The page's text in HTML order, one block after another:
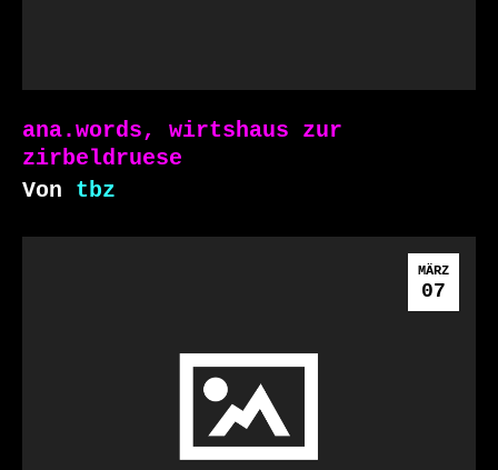
ana.words, wirtshaus zur
zirbeldruese
Von tbz
MÄRZ
07